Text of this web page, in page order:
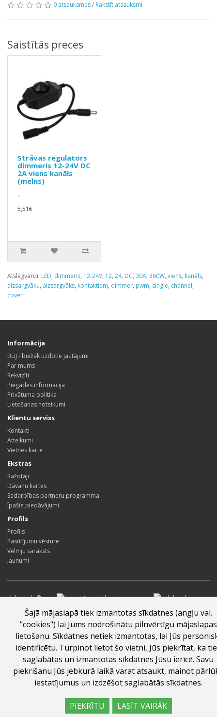
0 atsauksmes/ Rakstīt atsauksmi
Saistītās preces
Strāvas regulators
dimmeris 12-24V DC
2A viens kanāls
(melns)
..
5,51€
Atslēgvārdi: LED, dimmeris, 12-24V, 12, 24, DC, 30A, 360W, viens, kanāls,
aizsargvāku, aizsargvāks, kontaktiem, dimmer, pwm, single, channel,
cover
Šajā mājaslapā tiek izmantotas sīkdatnes (angļu val.
"cookies") lai Jums nodrošinātu pilnvērtīgu mājaslapas
lietošanu. Sīkdatnes netiek izmantotas, lai Jūs
identificētu. Turpinot lietot šo vietni, Jūs piekrītat, ka
saglabātas un izmantotas sīkdatnes Jūsu ierīcē. Savu
piekrišanu Jūs jebkurā laikā varat atsaukt, mainot
iestatījumus un izdzēšot saglabātās sīkdatnes.
PIEKRĪTU LASĪT VAIRĀK
Informācija
BUJ - biežāk uzdotie jautājumi
Par mums
Rekvizīti
Piegādes informācija
Privātuma politika
Lietošanas noteikumi
Klientu serviss
Kontakti
Atteikumi
Vietnes karte
Ekstras
Ražotāji
Dāvanu kartes
Sadarbības partneru programma
Īpašie piedāvājumi
Profils
Profils
Pasūtījumu vēsture
Vēlmju saraksts
Jaunumi
labumi.lv ©